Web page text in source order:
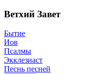
Ветхий Завет
Бытие
Иов
Псалмы
Экклезиаст
Песнь песней